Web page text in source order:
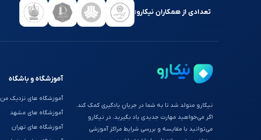
تعدادی از همکاران نیکارو:
نیکارو متولد شد تا به شما در جریانِ یادگیری کمک کند.
اگر می‌خواهید مهارت جدیدی یاد بگیرید، در نیکارو
می‌توانید با مقایسه و بررسی شرایط مراکز آموزشی
آموزشگاه و باشگاه
آموزشگاه های نزدیک من
آموزشگاه های مشهد
آموزشگاه های تهران